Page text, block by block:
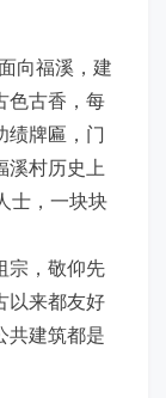
向福溪，建
色古香，每
绩牌匾，门
溪村历史上
士，一块块
宗，敬仰先
以来都友好
共建筑都是